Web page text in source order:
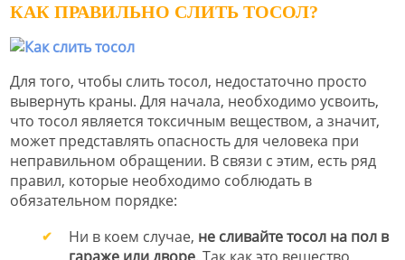
КАК ПРАВИЛЬНО СЛИТЬ ТОСОЛ?
Для того, чтобы слить тосол, недостаточно просто
вывернуть краны. Для начала, необходимо усвоить,
что тосол является токсичным веществом, а значит,
может представлять опасность для человека при
неправильном обращении. В связи с этим, есть ряд
правил, которые необходимо соблюдать в
обязательном порядке:
Ни в коем случае, не сливайте тосол на пол в